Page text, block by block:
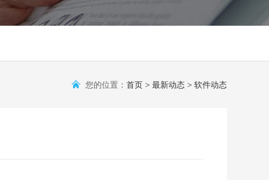
您的位置： 首页 > 最新动态 > 软件动态